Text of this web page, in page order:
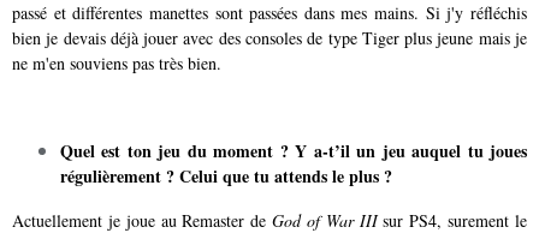
passé et différentes manettes sont passées dans mes mains. Si j'y réfléchis
bien je devais déjà jouer avec des consoles de type Tiger plus jeune mais je
ne m'en souviens pas très bien.
Quel est ton jeu du moment ? Y a-t’il un jeu auquel tu joues
régulièrement ? Celui que tu attends le plus ?
Actuellement je joue au Remaster deGod of War IIIsur PS4, surement le